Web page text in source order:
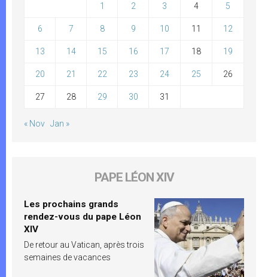
1 2 3 4 5
6 7 8 9 10 11 12
13 14 15 16 17 18 19
20 21 22 23 24 25 26
27 28 29 30 31
« Nov Jan »
PAPE LÉON XIV
Les prochains grands
rendez-vous du pape Léon
XIV
De retour au Vatican, après trois
semaines de vacances